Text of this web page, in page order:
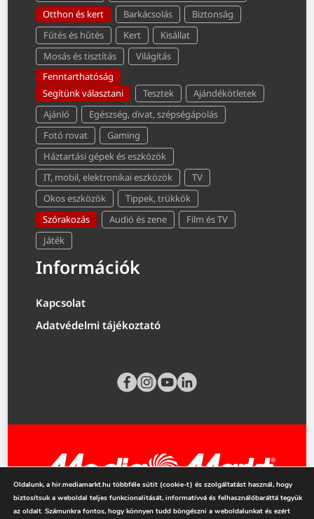
Otthon és kert
Barkácsolás
Biztonság
Fűtés és hűtés
Kert
Kisállat
Mosás és tisztítás
Világítás
Fenntarthatóság
Segítünk választani
Tesztek
Ajándékötletek
Ajánló
Egészség, divat, szépségápolás
Fotó rovat
Gaming
Háztartási gépek és eszközök
IT, mobil, elektronikai eszközök
TV
Okos eszközök
Tippek, trükkök
Szórakozás
Audió és zene
Film és TV
Játék
Információk
Kapcsolat
Adatvédelmi tájékoztató
mediamarkt.hu
Oldalunk, a hir.mediamarkt.hu többféle sütit (cookie-t) és szolgáltatást használ, hogy
biztosítsuk a weboldal teljes funkcionalitását, informatívvá és felhasználóbaráttá tegyük
az oldalt. Számunkra fontos, hogy könnyen tudd böngészni a weboldalunkat és ezért